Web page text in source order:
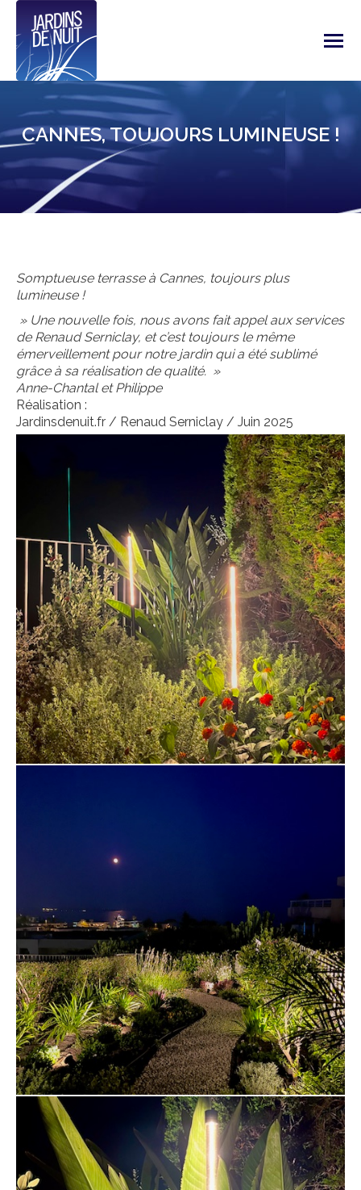
CANNES, TOUJOURS LUMINEUSE !
Somptueuse terrasse à Cannes, toujours plus
lumineuse !
» Une nouvelle fois, nous avons fait appel aux services
de Renaud Serniclay, et c’est toujours le même
émerveillement pour notre jardin qui a été sublimé
grâce à sa réalisation de qualité. »
Anne-Chantal et Philippe
Réalisation :
Jardinsdenuit.fr / Renaud Serniclay / Juin 2025